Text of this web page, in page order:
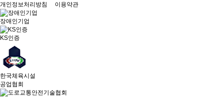
개인정보처리방침 이용약관
장애인기업
KS인증
한국체육시설
공업협회